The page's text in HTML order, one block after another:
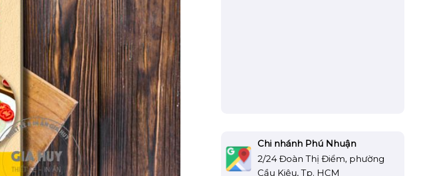
Chi nhánh Phú Nhuận
2/24 Đoàn Thị Điểm, phường
Cầu Kiệu, Tp. HCM